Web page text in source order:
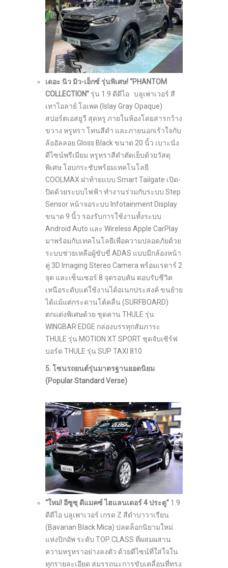
เดอะ นิว มิว-เอ็กซ์ รุ่นพิเศษ! “PHANTOM
COLLECTION” รุ่น 1.9 ดีดีไอ บลูเพาเวอร์ สี
เทาไอลาย์ โอเพค (Islay Gray Opaque)
สปอร์ตเอสยูวี สุดหรู ภายในห้องโดยสารกว้าง
ขวาง หรูหรา โทนสีดำ และภายนอกเร้าใจกับ
ล้ออัลลอย Gloss Black ขนาด 20 นิ้ว เบาะนั่ง
ดีไซน์พรีเมียม หรูหราสีดำตัดเย็บด้วยวัสดุ
พิเศษ โอบกระชับพร้อมเทคโนโลยี
COOLMAX ฝาท้ายแบบ Smart Tailgate เปิด-
ปิดด้วยระบบไฟฟ้า ทำงานร่วมกับระบบ Step
Sensor หน้าจอระบบ Infotainment Display
ขนาด 9 นิ้ว รองรับการใช้งานทั้งระบบ
Android Auto และ Wireless Apple CarPlay
มาพร้อมกับเทคโนโลยีเพื่อความปลอดภัยด้วย
ระบบช่วยเหลือผู้ขับขี่ ADAS แบบมีกล้องหน้า
คู่ 3D Imaging Stereo Camera พร้อมเรดาร์ 2
จุด และเซ็นเซอร์ 8 จุดรอบคัน ตอบรับชีวิต
เหนือระดับแต่ใช้งานได้อเนกประสงค์ ขนย้าย
ได้แม้แต่กระดานโต้คลื่น (SURFBOARD)
ตกแต่งพิเศษด้วย ชุดคาน THULE รุ่น
WINGBAR EDGE กล่องบรรทุกสัมภาระ
THULE รุ่น MOTION XT SPORT ชุดจับเซิร์ฟ
บอร์ด THULE รุ่น SUP TAXI 810
5. โซนรถยนต์รุ่นมาตรฐานยอดนิยม
(Popular Standard Verse)
“ใหม่! อีซูซุ ดีแมคซ์ ไฮแลนเดอร์ 4 ประตู” 1.9
ดีดีไอ บลูเพาเวอร์ เกรด Z สีดำบาวาเรียน
(Bavarian Black Mica) ปลดล็อกนิยามใหม่
แห่งปิกอัพ ระดับ TOP CLASS ที่ผสมผสาน
ความหรูหราอย่างลงตัว ด้วยดีไซน์ที่ใส่ใจใน
ทุกรายละเอียด สมรรถนะการขับเคลื่อนที่ทรง